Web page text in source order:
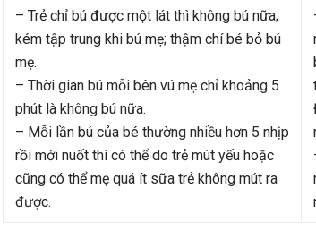
– Trẻ chỉ bú được một lát thì không bú nữa;
kém tập trung khi bú mẹ; thậm chí bé bỏ bú
mẹ.
– Thời gian bú mỗi bên vú mẹ chỉ khoảng 5
phút là không bú nữa.
– Mỗi lần bú của bé thường nhiều hơn 5 nhịp
rồi mới nuốt thì có thể do trẻ mút yếu hoặc
cũng có thể mẹ quá ít sữa trẻ không mút ra
được.